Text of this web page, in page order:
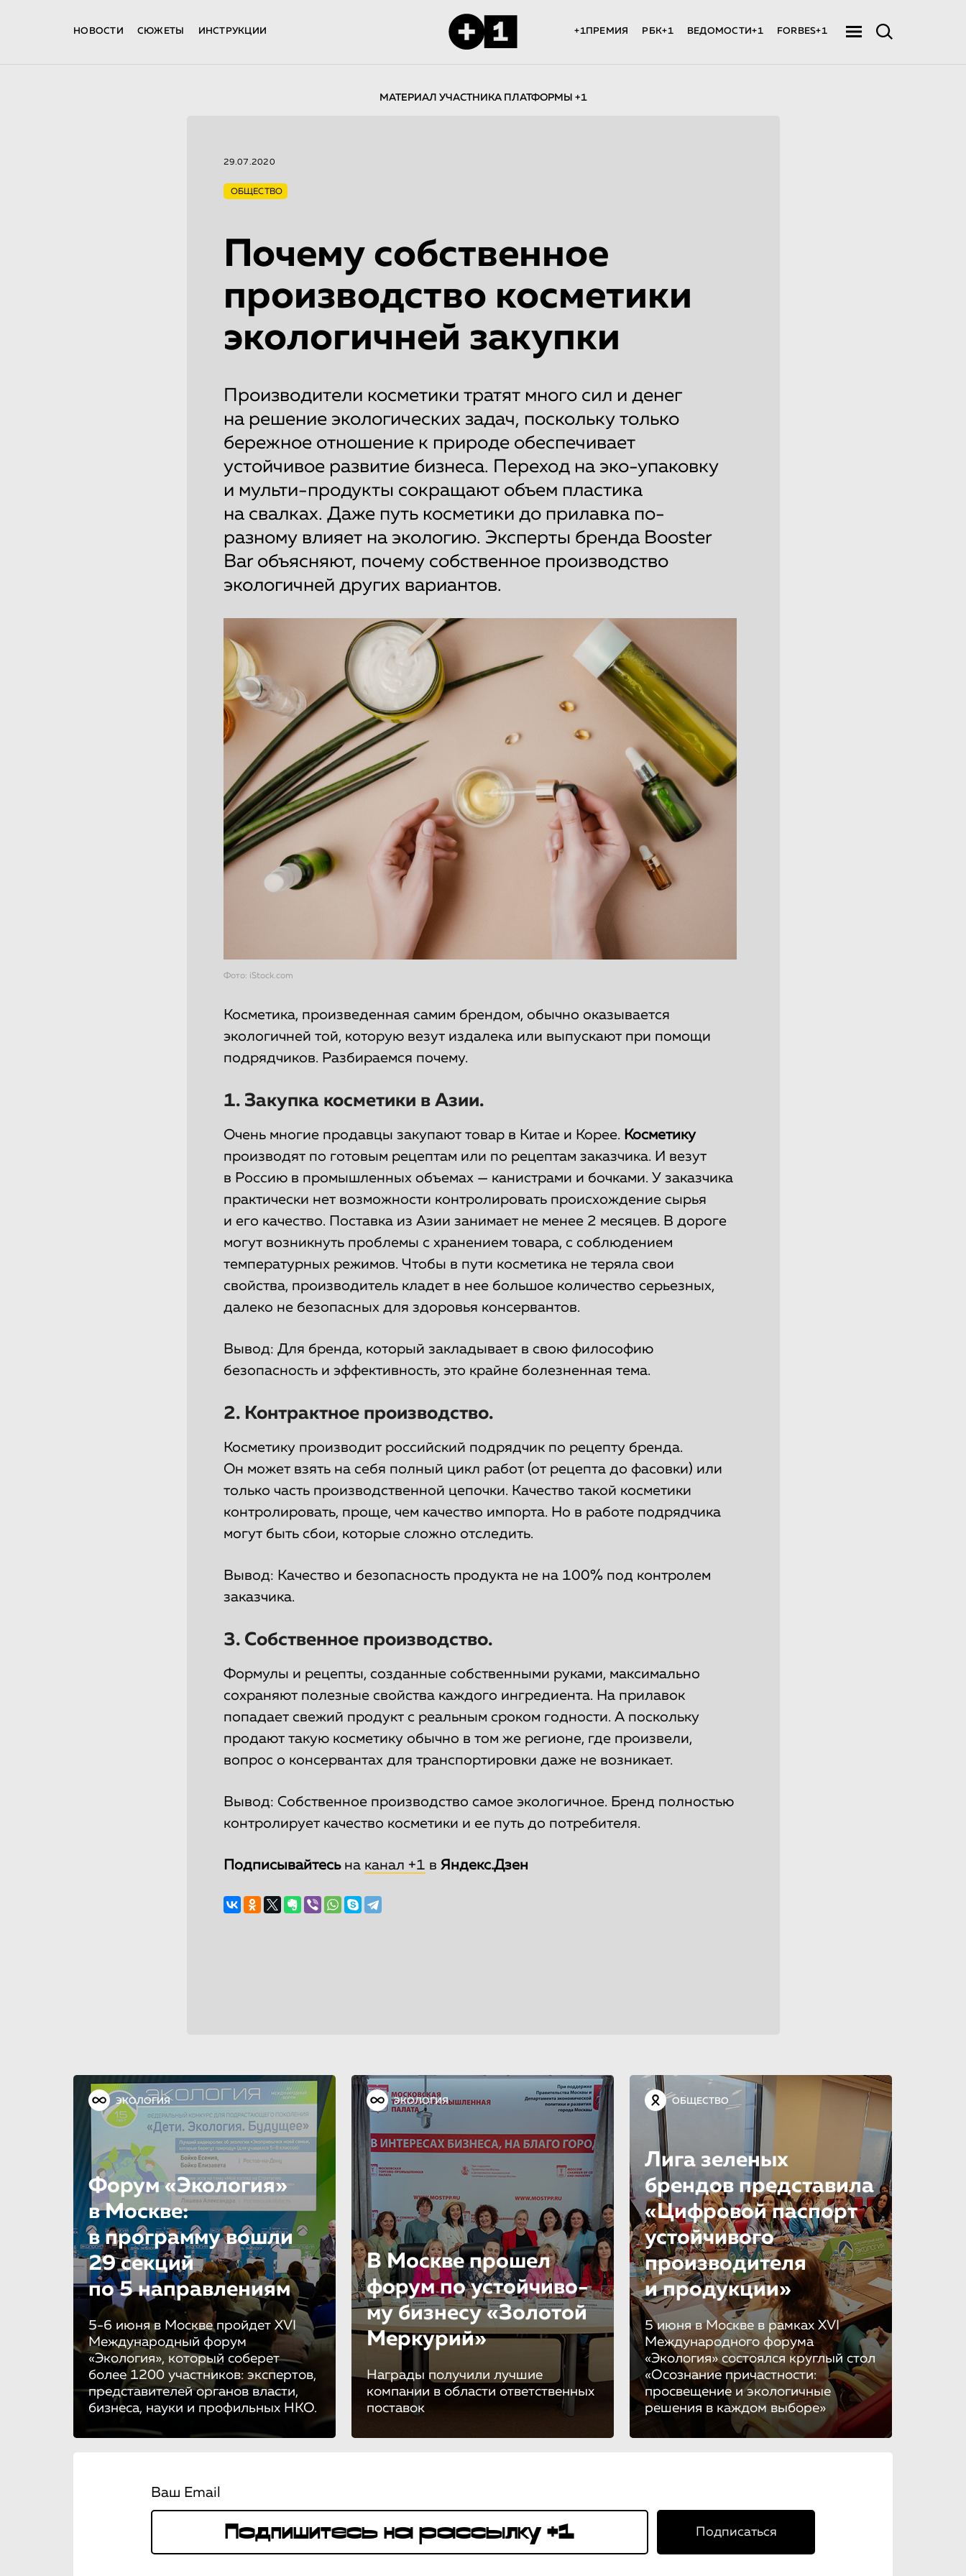
НОВОСТИ СЮЖЕТЫ ИНСТРУКЦИИ +1ПРЕМИЯ РБК+1 ВЕДОМОСТИ+1 FORBES+1
МАТЕРИАЛ УЧАСТНИКА ПЛАТФОРМЫ +1
29.07.2020
ОБЩЕСТВО
Почему собственное
производство косметики
экологичней закупки
Производители косметики тратят много сил и денег
на решение экологических задач, поскольку только
бережное отношение к природе обеспечивает
устойчивое развитие бизнеса. Переход на эко-упаковку
и мульти-продукты сокращают объем пластика
на свалках. Даже путь косметики до прилавка по-
разному влияет на экологию. Эксперты бренда Booster
Bar объясняют, почему собственное производство
экологичней других вариантов.
Фото: iStock.com
Косметика, произведенная самим брендом, обычно оказывается
экологичней той, которую везут издалека или выпускают при помощи
подрядчиков. Разбираемся почему.
1. Закупка косметики в Азии.
Очень многие продавцы закупают товар в Китае и Корее. Косметику
производят по готовым рецептам или по рецептам заказчика. И везут
в Россию в промышленных объемах — канистрами и бочками. У заказчика
практически нет возможности контролировать происхождение сырья
и его качество. Поставка из Азии занимает не менее 2 месяцев. В дороге
могут возникнуть проблемы с хранением товара, с соблюдением
температурных режимов. Чтобы в пути косметика не теряла свои
свойства, производитель кладет в нее большое количество серьезных,
далеко не безопасных для здоровья консервантов.
Вывод: Для бренда, который закладывает в свою философию
безопасность и эффективность, это крайне болезненная тема.
2. Контрактное производство.
Косметику производит российский подрядчик по рецепту бренда.
Он может взять на себя полный цикл работ (от рецепта до фасовки) или
только часть производственной цепочки. Качество такой косметики
контролировать, проще, чем качество импорта. Но в работе подрядчика
могут быть сбои, которые сложно отследить.
Вывод: Качество и безопасность продукта не на 100% под контролем
заказчика.
3. Собственное производство.
Формулы и рецепты, созданные собственными руками, максимально
сохраняют полезные свойства каждого ингредиента. На прилавок
попадает свежий продукт с реальным сроком годности. А поскольку
продают такую косметику обычно в том же регионе, где произвели,
вопрос о консервантах для транспортировки даже не возникает.
Вывод: Собственное производство самое экологичное. Бренд полностью
контролирует качество косметики и ее путь до потребителя.
Подписывайтесьна канал +1 в Яндекс.Дзен
ЭКОЛОГИЯ
Форум «Экология»
в Москве:
в программу вошли
29 секций
по 5 направле­ни­ям
5-6 июня в Москве пройдет XVI
Международный форум
«Экология», который соберет
более 1200 участников: экспертов,
представителей органов власти,
бизнеса, науки и профильных НКО.
ЭКОЛОГИЯ
В Москве прошел
форум по устойчиво­
му бизнесу «Золотой
Меркурий»
Награды получили лучшие
компании в области ответственных
поставок
ОБЩЕСТВО
Лига зеленых
брендов представила
«Цифровой паспорт
устойчивого
производителя
и продукции»
5 июня в Москве в рамках XVI
Международного форума
«Экология» состоялся круглый стол
«Осознание причастности:
просвещение и экологичные
решения в каждом выборе»
Ваш Email
Подписаться